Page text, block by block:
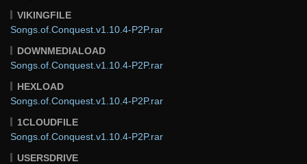
VIKINGFILE
Songs.of.Conquest.v1.10.4-P2P.rar
DOWNMEDIALOAD
Songs.of.Conquest.v1.10.4-P2P.rar
HEXLOAD
Songs.of.Conquest.v1.10.4-P2P.rar
1CLOUDFILE
Songs.of.Conquest.v1.10.4-P2P.rar
USERSDRIVE